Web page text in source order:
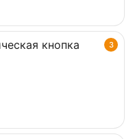
3
кнопка